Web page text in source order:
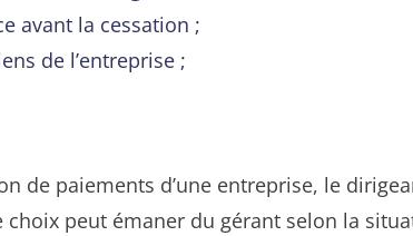
avant la cessation ;
de l’entreprise ;
de paiements d’une entreprise, le
peut émaner du gérant selon la